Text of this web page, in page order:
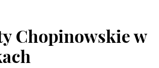
Chopinowskie w